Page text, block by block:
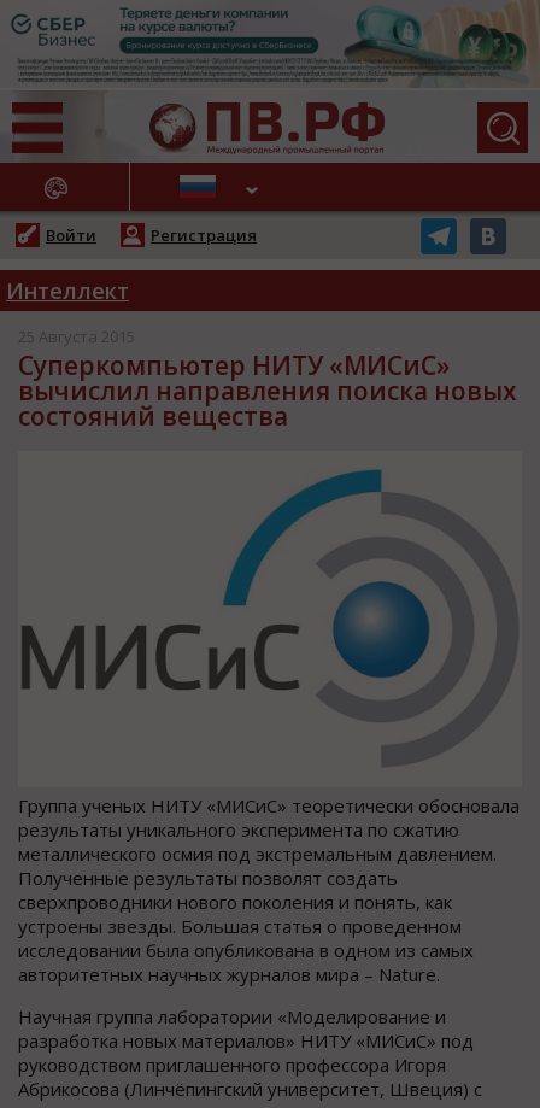
НОВОСТИ
Войти Регистрация
Интеллект
25 Августа 2015
Суперкомпьютер НИТУ «МИСиС»
вычислил направления поиска новых
состояний вещества
Группа ученых НИТУ «МИСиС» теоретически обосновала
результаты уникального эксперимента по сжатию
металлического осмия под экстремальным давлением.
Полученные результаты позволят создать
сверхпроводники нового поколения и понять, как
устроены звезды. Большая статья о проведенном
исследовании была опубликована в одном из самых
авторитетных научных журналов мира – Nature.
Научная группа лаборатории «Моделирование и
разработка новых материалов» НИТУ «МИСиС» под
руководством приглашенного профессора Игоря
Абрикосова (Линчёпингский университет, Швеция) с